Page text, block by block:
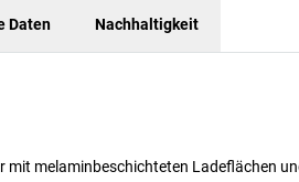
Daten Nachhaltigkeit
mit melaminbeschichteten Ladeflächen